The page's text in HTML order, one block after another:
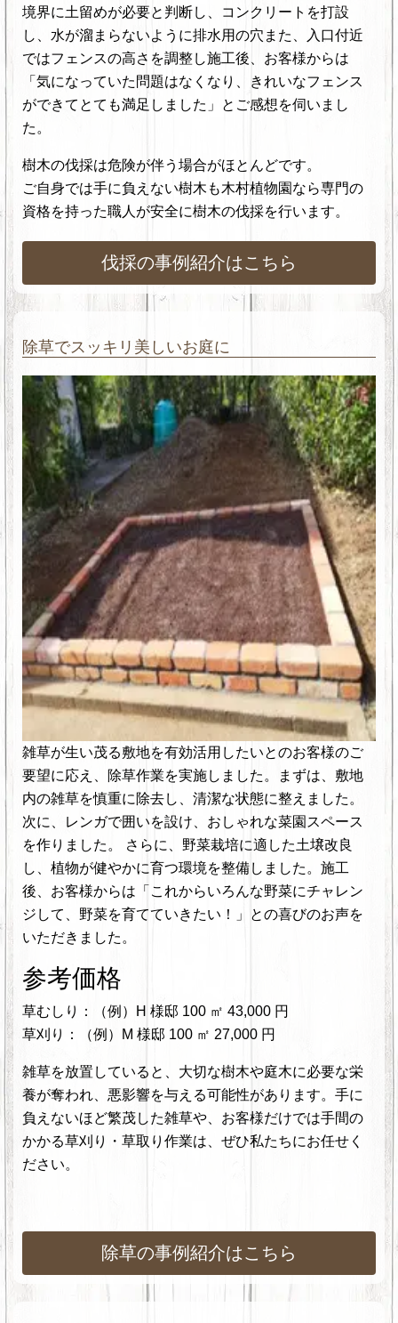
境界に土留めが必要と判断し、コンクリートを打設
し、水が溜まらないように排水用の穴また
、入口付近
ではフェンスの高さを調整し施工後、お客様からは
「気になっていた問題はなくなり、きれいなフェンス
ができてとても満足しました」とご感想を伺いまし
た 。
樹木の伐採は危険が伴う場合がほとんどです。
ご自身では手に負えない樹木も木村植物園なら専門の
資格を持った職人が安全に樹木の伐採を行います。
伐採の事例紹介はこちら
除草でスッキリ美しいお庭に
雑草が生い茂る敷地を有効活用したいとのお客様のご
要望に応え、除草作業を実施しました。
まずは、敷地
内の雑草を慎重に除去し、清潔な状態に整えました。
次に、レンガで囲いを設け、おしゃれな菜園スペース
を作りました。 さらに、野菜栽培に適した土壌改良
し、植物が健やかに育つ環境を整備しました。施工
後、お客様からは「これからいろんな野菜にチャレン
ジして、野菜を育てていきたい！」との喜びのお声を
いただきました。
参考価格
草むしり：（例）H 様邸 100 ㎡ 43,000 円
草刈り：（例）M 様邸 100 ㎡ 27,000 円
雑草を放置していると、大切な樹木や庭木に必要な栄
養が奪われ、悪影響を与える可能性があります。手に
負えないほど繁茂した雑草や、お客様だけでは手間の
かかる草刈り・草取り作業は、ぜひ私たちにお任せく
ださい。
除草の事例紹介はこちら